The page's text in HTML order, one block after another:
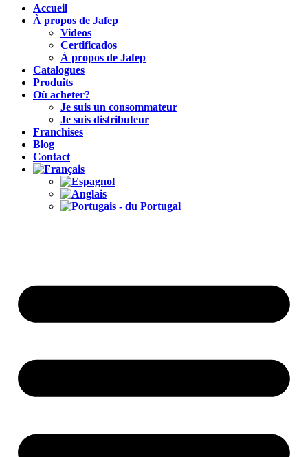
Accueil
À propos de Jafep
Videos
Certificados
À propos de Jafep
Catalogues
Produits
Où acheter?
Je suis un consommateur
Je suis distributeur
Franchises
Blog
Contact